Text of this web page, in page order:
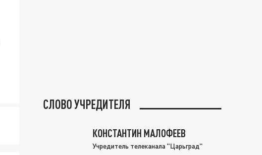
СЛОВО УЧРЕДИТЕЛЯ
КОНСТАНТИН МАЛОФЕЕВ
Учредитель телеканала "Царьград"